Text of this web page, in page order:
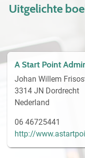
Uitgelichte
A Start Point
Johan Willem
3314 JN Dordrecht
Nederland
06 46725441
http://